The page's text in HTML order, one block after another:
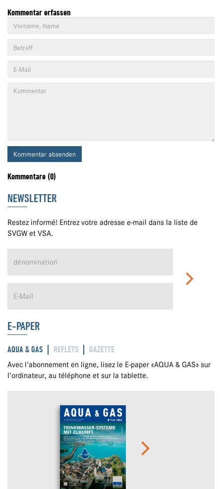
Kommentar erfassen
Kommentar absenden
Kommentare (0)
NEWSLETTER
Restez informé! Entrez votre adresse e-mail dans la liste de
SVGW et VSA.
E-PAPER
AQUA & GAS REFLETS GAZETTE
Avec l'abonnement en ligne, lisez le E-paper «AQUA & GAS» sur
l'ordinateur, au téléphone et sur la tablette.